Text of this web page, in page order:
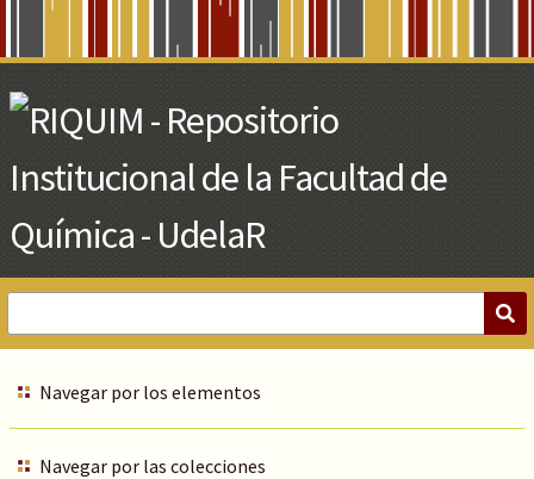
Main
Content
Navegar por los elementos
Navegar por las colecciones